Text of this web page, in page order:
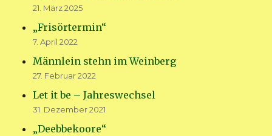
21. März 2025
„Frisörtermin“
7. April 2022
Männlein stehn im Weinberg
27. Februar 2022
Let it be – Jahreswechsel
31. Dezember 2021
„Deebbekoore“